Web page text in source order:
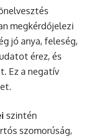
megkérdőjelezi
jó anya, feleség,
érez, és
Ez a negatív
szintén
szomorúság,